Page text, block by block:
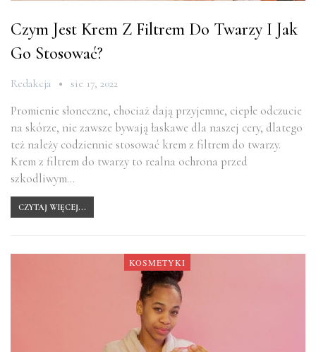
Czym Jest Krem Z Filtrem Do Twarzy I Jak
Go Stosować?
Redakcja sie 17, 2022
Promienie słoneczne, chociaż dają przyjemne, ciepłe odczucie
na skórze, nie zawsze bywają łaskawe dla naszej cery, dlatego
też należy codziennie stosować krem z filtrem do twarzy.
Krem z filtrem do twarzy to realna ochrona przed
szkodliwym…
CZYTAJ WIĘCEJ...
KOSMETYKI